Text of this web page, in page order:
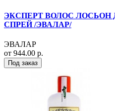
ЭКСПЕРТ ВОЛОС ЛОСЬОН
СПРЕЙ /ЭВАЛАР/
ЭВАЛАР
от 944.00 р.
Под заказ